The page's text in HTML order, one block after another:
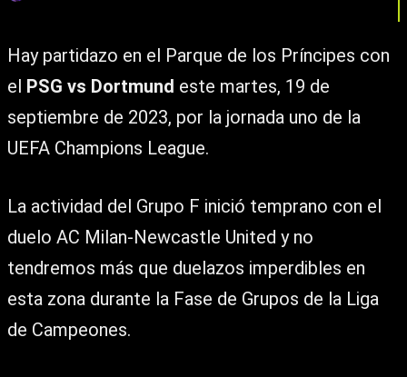
Hay partidazo en el Parque de los Príncipes con
el PSG vs Dortmund este martes, 19 de
septiembre de 2023, por la jornada uno de la
UEFA Champions League.
La actividad del Grupo F inició temprano con el
duelo AC Milan-Newcastle United y no
tendremos más que duelazos imperdibles en
esta zona durante la Fase de Grupos de la Liga
de Campeones.